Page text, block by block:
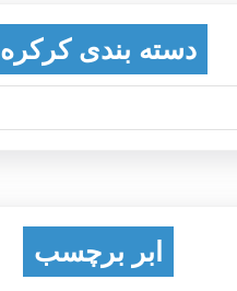
دسته بندی کرکره
ابر برچسب